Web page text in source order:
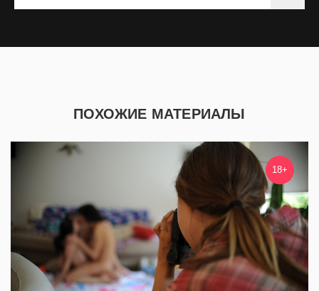
ПОХОЖИЕ МАТЕРИАЛЫ
18+